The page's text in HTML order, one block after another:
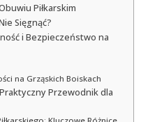
Piłkarskim
Sięgnąć?
i Bezpieczeństwo na
na Grząskich Boiskach
Przewodnik dla